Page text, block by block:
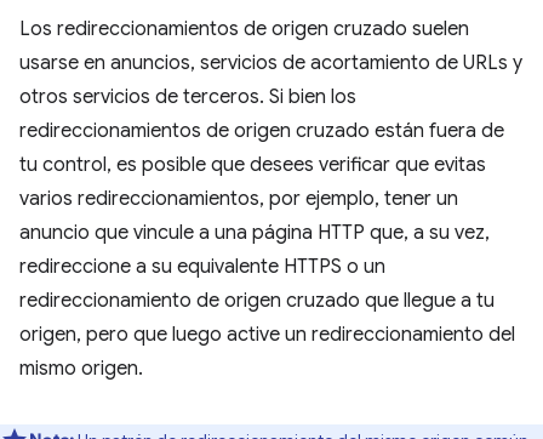
Los redireccionamientos de origen cruzado suelen
usarse en anuncios, servicios de acortamiento de URLs y
otros servicios de terceros. Si bien los
redireccionamientos de origen cruzado están fuera de
tu control, es posible que desees verificar que evitas
varios redireccionamientos, por ejemplo, tener un
anuncio que vincule a una página HTTP que, a su vez,
redireccione a su equivalente HTTPS o un
redireccionamiento de origen cruzado que llegue a tu
origen, pero que luego active un redireccionamiento del
mismo origen.